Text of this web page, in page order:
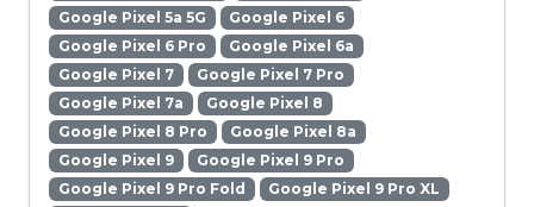
Google Pixel 5a 5G
Google Pixel 6
Google Pixel 6 Pro
Google Pixel 6a
Google Pixel 7
Google Pixel 7 Pro
Google Pixel 7a
Google Pixel 8
Google Pixel 8 Pro
Google Pixel 8a
Google Pixel 9
Google Pixel 9 Pro
Google Pixel 9 Pro Fold
Google Pixel 9 Pro XL